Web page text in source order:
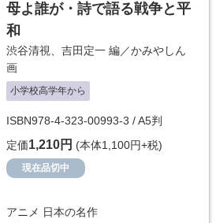
母よ誰が・詩で語る戦争と平
和
渋谷清視、吉田定一 編／かみやしん
画
小学校高学年から
ISBN978-4-323-00993-3 / A5判
定価1,210円 (本体1,100円+税)
現在品切中
アニメ 日本の名作